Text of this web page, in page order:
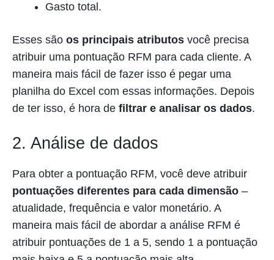
Gasto total.
Esses são os principais atributos você precisa
atribuir uma pontuação RFM para cada cliente. A
maneira mais fácil de fazer isso é pegar uma
planilha do Excel com essas informações. Depois
de ter isso, é hora de filtrar e analisar os dados.
2. Análise de dados
Para obter a pontuação RFM, você deve atribuir
pontuações diferentes para cada dimensão –
atualidade, frequência e valor monetário. A
maneira mais fácil de abordar a análise RFM é
atribuir pontuações de 1 a 5, sendo 1 a pontuação